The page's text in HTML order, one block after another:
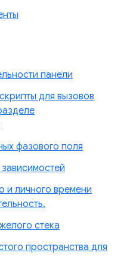
панели
для вызовов
фазового поля
и личного времени
стека
пространства для